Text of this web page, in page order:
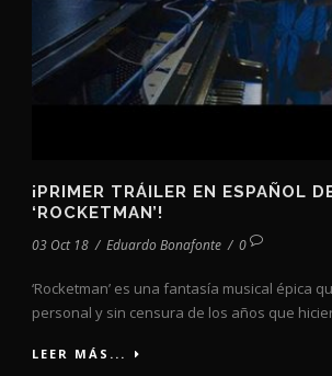
¡PRIMER TRÁILER EN ESPAÑOL
‘ROCKETMAN’!
03 Oct 18 / Eduardo Bonafonte / 0
‘Rocketman’ es una fantasía musical épica
personal y sin censura de los años que
LEER MÁS...